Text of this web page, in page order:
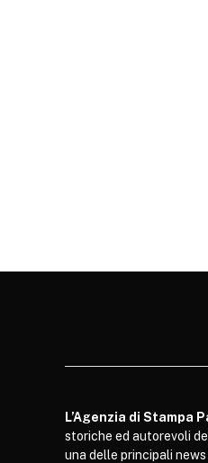
L’Agenzia di Stampa
storiche ed autorevoli
una delle principali